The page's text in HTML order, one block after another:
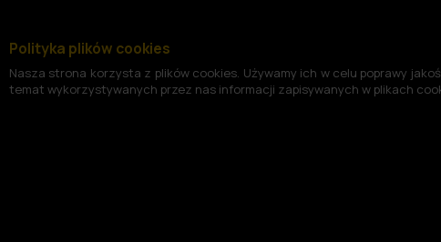
Polityka plików cookies
Nasza strona korzysta z plików cookies. Używamy ich w celu poprawy
temat wykorzystywanych przez nas informacji zapisywanych w plikach